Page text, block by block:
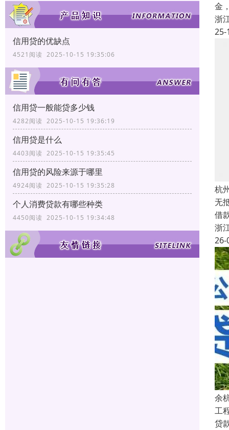
信用贷的优缺点
4521阅读 2025-10-15 19:35:06
信用贷一般能贷多少钱
4282阅读 2025-10-15 19:36:19
信用贷是什么
4403阅读 2025-10-15 19:35:45
信用贷的风险来源于哪里
4924阅读 2025-10-15 19:35:28
个人消费贷款有哪些种类
4450阅读 2025-10-15 19:34:48
金
浙
25-
杭
无
借
浙
26-
余
工
贷